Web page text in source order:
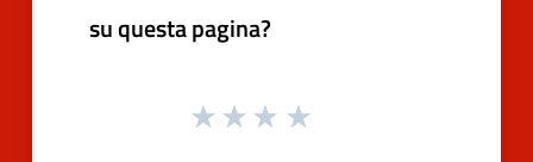
su questa pagina?